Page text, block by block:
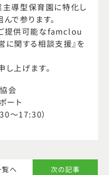
導型保育園に特化し
で参ります。
提供可能なfamclou
関する相談支援』を
し上げます。
会
ート
～17:30）
覧へ 次の記事